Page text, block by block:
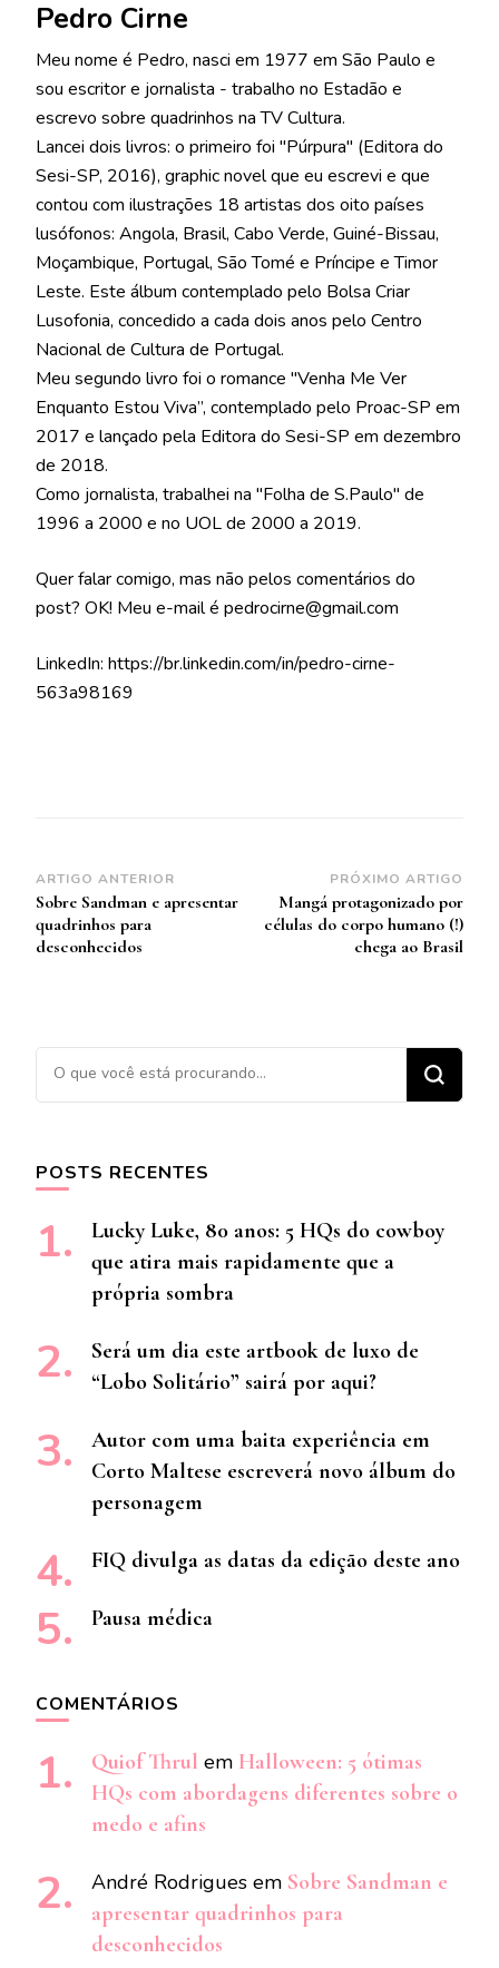
Pedro Cirne
Meu nome é Pedro, nasci em 1977 em São Paulo e
sou escritor e jornalista - trabalho no Estadão e
escrevo sobre quadrinhos na TV Cultura.
Lancei dois livros: o primeiro foi "Púrpura" (Editora do
Sesi-SP, 2016), graphic novel que eu escrevi e que
contou com ilustrações 18 artistas dos oito países
lusófonos: Angola, Brasil, Cabo Verde, Guiné-Bissau,
Moçambique, Portugal, São Tomé e Príncipe e Timor
Leste. Este álbum contemplado pelo Bolsa Criar
Lusofonia, concedido a cada dois anos pelo Centro
Nacional de Cultura de Portugal.
Meu segundo livro foi o romance "Venha Me Ver
Enquanto Estou Viva”, contemplado pelo Proac-SP em
2017 e lançado pela Editora do Sesi-SP em dezembro
de 2018.
Como jornalista, trabalhei na "Folha de S.Paulo" de
1996 a 2000 e no UOL de 2000 a 2019.
Quer falar comigo, mas não pelos comentários do
post? OK! Meu e-mail é pedrocirne@gmail.com
LinkedIn: https://br.linkedin.com/in/pedro-cirne-
563a98169
Navegação
de
post
ARTIGO ANTERIOR
Sobre Sandman e apresentar
quadrinhos para
desconhecidos
PRÓXIMO ARTIGO
Mangá protagonizado por
células do corpo humano (!)
chega ao Brasil
Procurando algo?
POSTS RECENTES
Lucky Luke, 80 anos: 5 HQs do cowboy
que atira mais rapidamente que a
própria sombra
Será um dia este artbook de luxo de
“Lobo Solitário” sairá por aqui?
Autor com uma baita experiência em
Corto Maltese escreverá novo álbum do
personagem
FIQ divulga as datas da edição deste ano
Pausa médica
COMENTÁRIOS
Quiof Thrul em Halloween: 5 ótimas
HQs com abordagens diferentes sobre o
medo e afins
André Rodrigues em Sobre Sandman e
apresentar quadrinhos para
desconhecidos